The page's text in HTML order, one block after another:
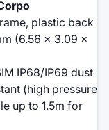
plastic back
(6.56 x 3.09 x
IP68/IP69 dust
(high pressure
up to 1.5m for